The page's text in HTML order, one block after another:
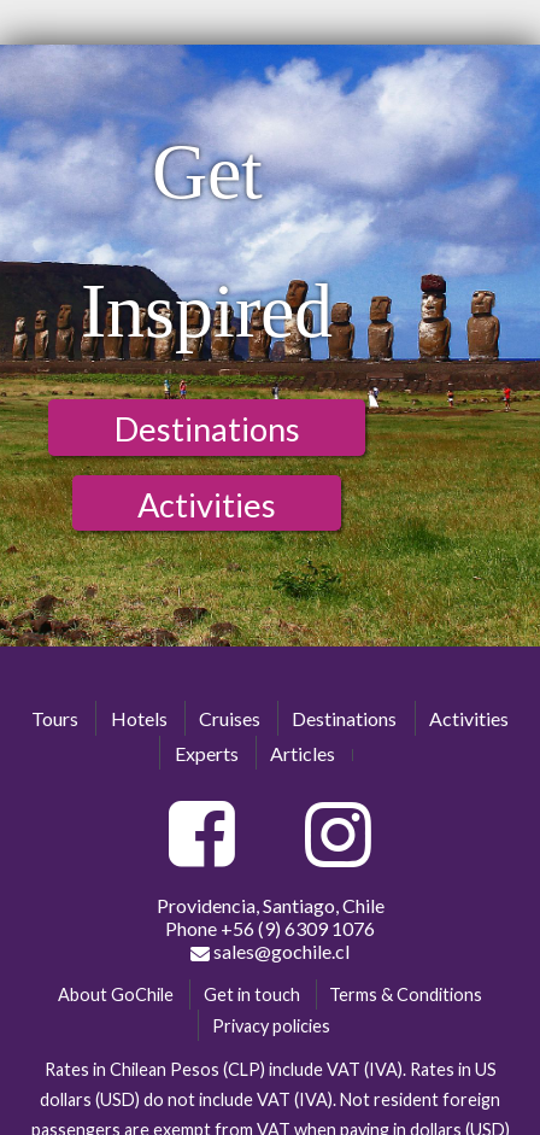
Get
Inspired
Destinations
Activities
Tours Hotels Cruises Destinations
Activities
Experts
Articles
Providencia, Santiago, Chile
Phone +56 (9) 6309 1076
sales@gochile.cl
About GoChile Get in touch
Terms & Conditions
Privacy policies
Rates in Chilean Pesos (CLP) include VAT (IVA). Rates in US
dollars (USD) do not include VAT (IVA). Not resident foreign
passengers are exempt from VAT when paying in dollars (USD)